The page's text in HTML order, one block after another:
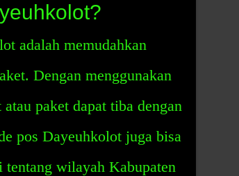
adalah memudahkan
Dengan menggunakan
paket dapat tiba dengan
pos Dayeuhkolot juga bisa
wilayah Kabupaten